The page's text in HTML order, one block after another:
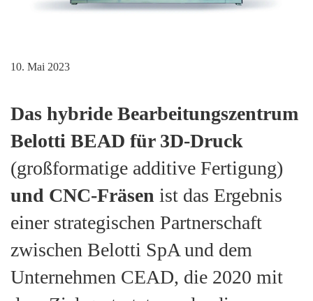
10. Mai 2023
Das hybride Bearbeitungszentrum
Belotti BEAD für 3D-Druck
(großformatige additive Fertigung)
und CNC-Fräsen ist das Ergebnis
einer strategischen Partnerschaft
zwischen Belotti SpA und dem
Unternehmen CEAD, die 2020 mit